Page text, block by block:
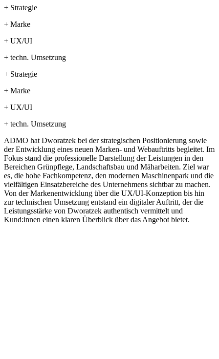
+ Strategie
+ Marke
+ UX/UI
+ techn. Umsetzung
+ Strategie
+ Marke
+ UX/UI
+ techn. Umsetzung
ADMO hat Dworatzek bei der strategischen Positionierung sowie
der Entwicklung eines neuen Marken- und Webauftritts begleitet. Im
Fokus stand die professionelle Darstellung der Leistungen in den
Bereichen Grünpflege, Landschaftsbau und Mäharbeiten. Ziel war
es, die hohe Fachkompetenz, den modernen Maschinenpark und die
vielfältigen Einsatzbereiche des Unternehmens sichtbar zu machen.
Von der Markenentwicklung über die UX/UI-Konzeption bis hin
zur technischen Umsetzung entstand ein digitaler Auftritt, der die
Leistungsstärke von Dworatzek authentisch vermittelt und
Kund:innen einen klaren Überblick über das Angebot bietet.